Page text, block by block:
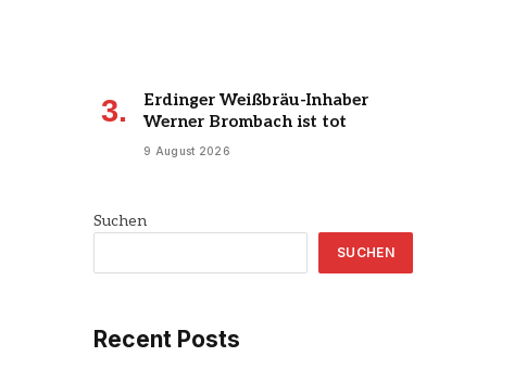
Erdinger Weißbräu-Inhaber
Werner Brombach ist tot
9 August 2026
Suchen
SUCHEN
Recent Posts